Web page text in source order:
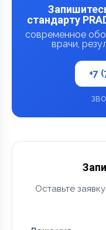
стандарту
современное
врачи,
+7
Оставьте